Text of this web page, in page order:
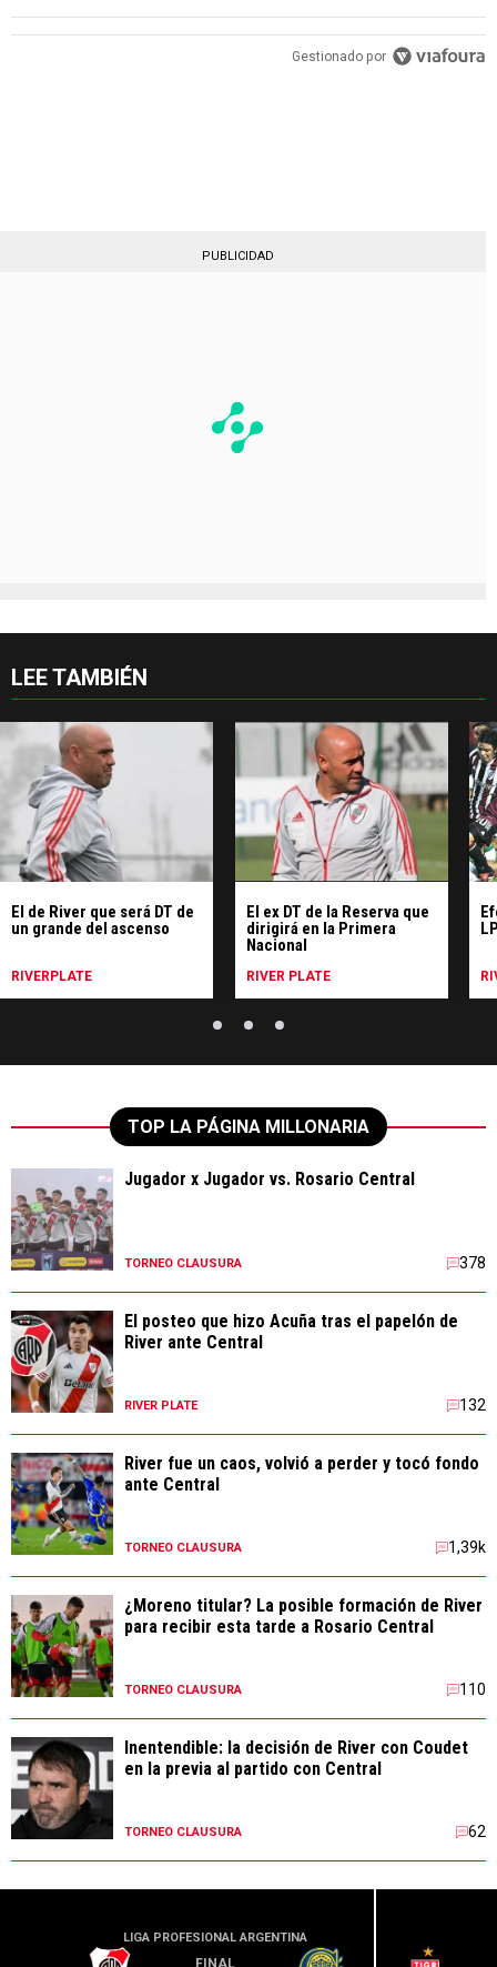
PUBLICIDAD
LEE TAMBIÉN
El de River que será DT de
un grande del ascenso
RIVERPLATE
El ex DT de la Reserva que
dirigirá en la Primera
Nacional
RIVER PLATE
TOP LA PÁGINA MILLONARIA
Jugador x Jugador vs. Rosario Central
TORNEO CLAUSURA 378
El posteo que hizo Acuña tras el papelón de
River ante Central
RIVER PLATE 132
River fue un caos, volvió a perder y tocó fondo
ante Central
TORNEO CLAUSURA 1,39k
¿Moreno titular? La posible formación de River
para recibir esta tarde a Rosario Central
TORNEO CLAUSURA 110
Inentendible: la decisión de River con Coudet
en la previa al partido con Central
TORNEO CLAUSURA 62
LIGA PROFESIONAL ARGENTINA
FINAL